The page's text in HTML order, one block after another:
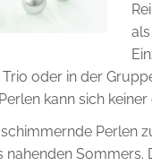
oder in der
kann sich keiner
Perlen
nahenden Sommers.